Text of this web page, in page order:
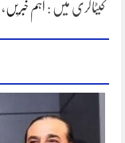
کیٹاگری میں : اہم خبریں،